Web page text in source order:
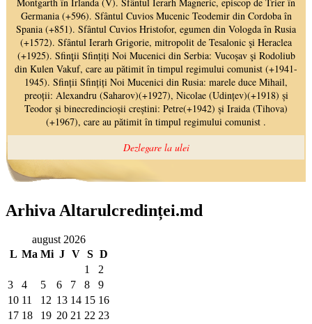
Arhiva Altarulcredinței.md
august 2026
L Ma Mi J V S D
1
2
3
4 5 6 7 8
9
10 11 12 13 14 15 16
17 18 19 20 21 22 23